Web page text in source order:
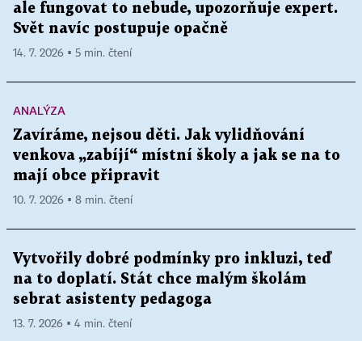
ale fungovat to nebude, upozorňuje expert.
Svět navíc postupuje opačně
14. 7. 2026 ▪ 5 min. čtení
ANALÝZA
Zavíráme, nejsou děti. Jak vylidňování
venkova „zabíjí“ místní školy a jak se na to
mají obce připravit
10. 7. 2026 ▪ 8 min. čtení
Vytvořily dobré podmínky pro inkluzi, teď
na to doplatí. Stát chce malým školám
sebrat asistenty pedagoga
13. 7. 2026 ▪ 4 min. čtení